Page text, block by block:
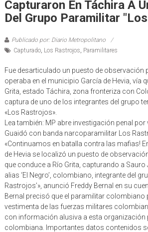
Capturaron En Táchira A
Del Grupo Paramilitar
Publicado por: Diario Metropolitano
Capturado, Los Rastrojos, Paramilitares
Fue desarticulado un puesto de observación
operaba en el municipio García de Hevia, vía
Grita, estado Táchira, zona fronteriza con
captura de uno de los integrantes del grupo
«Los Rastrojos».
Lea también: MP abre investigación penal
Guaidó con banda narcoparamilitar Los
«Continuamos en batalla contra las mafias!
de Hevia se localizó un puesto de
que conduce a Río Grita, capturando a Sauro
alias ‘El Negro’, colombiano, integrante del
Rastrojos’», anunció Freddy Bernal en su
Bernal precisó que el paramilitar colombiano
vestimenta de las fuerzas militares
con información alusiva a esta organización
colombiana. Importantes datos contenidos